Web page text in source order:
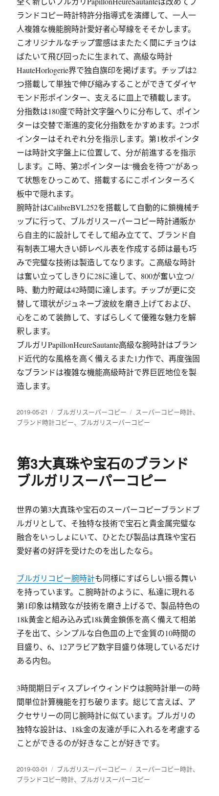
ランドコピー時計特許分指導式を演繹して、一人一
人複雑な機能腕時計愛好者心琴線をそそかします。
こオリジナルなチップ霊感はまたたく間にチョウは
ばたいて飛び回ったに生まれて、高級な時計
HauteHorlogerie界で独自旗印を掲げます。チップは2
つ搭載して単独で伸び縮みすることができてダイヤ
モンド形ポインター、支えるに皿上で積載します。
分指数は180度で時計文字盤へりに分布して、ポイン
ターは交替で漸進的変化分指数をかすめます。2つポ
インターはそれぞれ分を指示します。第1枚ポインタ
ーは時計文字盤上に位置して、分が前進するを指示
します。こ時、第2ポインターは“機会を待つ”があっ
て状態をひっこめて、搭載するにこポインターろく
板中で隠れます。
腕時計はCalibreBVL252を搭載して自動的に鎖機械チ
ップに行って、ブルガリスーパーコピー時計通販か
ら自主的に設計してそして組み立てて、ブランド自
有制表工場大きい師レベル表を作成する師は最も巧
みで完璧な技術は製造してなります。こ高級な時計
は奮い立ってしきりに28に達して、800が奮い立つ/
時、動力貯蔵は42時間に達します。チップが更に交
替して環状がジュネーブ波紋を磨き上げておよび、
心をこめて装飾して、すばらしくて優雅な魅力を解
釈します。
ブルガリPapillonHeureSautante高級な腕時計はブラン
ド近代的な風格を高く備えるまた1力作で、再度強固
なブランドは複雑な機能高級時計で界巨匠地位を製
造します。
发
布
2019-05-21
分
类
ブルガリスーパーコピー
标
签
スーパーコピー時計、
ブランド時計コピー、 ブルガリスーパーコピー
第3大真珠や宝石のブランド
ブルガリスーパーコピー
世界の第3大真珠や宝石のスーパーコピーブランドブ
ルガリとして、そ独特な技術で宝石と貴金属完璧な
融合をいっしょにいて、ひとたび製品は真珠や宝石
愛好者の好評を受けたのを出したなら。
ブルガリコピー腕時計も同様にすばらしい振る舞い
を持っています。こ腕時計のように、私達に現れる
第1印象は精致なが技術を磨き上げるで、製品特色の
18k黄金と組み込み式18k黄金鎖係を高く備えて相弟
子を出て、シンプルな白色皿の上で金質の10時間の
目盛り、6、12アラビア数字目盛り体現しているだけ
ある内包。
3時間期日ディスプレイウィンドウは腕時計単一の時
間単位計算機能を打ち破ります。総じて言えば、ア
クセサリーの同じ腕時計に似ています。ブルガリの
独特な設計は、18k金の友達が手に入れるを考慮する
ことができるのが好きなことが好きです。
发
布
2019-03-01
分
类
ブルガリスーパーコピー
标
签
スーパーコピー時計、
ブランドコピー時計、 ブルガリスーパーコピー